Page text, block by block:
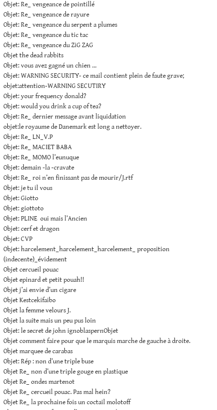
Objet: Re_ vengeance de pointillé
Objet: Re_ vengeance de rayure
Objet: Re_ vengeance du serpent a plumes
Objet: Re_ vengeance du tic tac
Objet: Re_ vengeance du ZiG ZAG
Objet the dead rabbits
Objet: vous avez gagné un chien …
Objet: WARNING SECURITY- ce mail contient plein de faute grave;
objet:attention-WARNING SECUTIRY
Objet: your frequency donald?
Objet: would you drink a cup of tea?
Objet: Re_ dernier message avant liquidation
objet:le royaume de Danemark est long a nettoyer.
Objet: Re_ LN_V.P
Objet: Re_ MACIET BABA
Objet: Re_ MOMO l’eunuque
Objet: demain -la -cravate
Objet: Re_ roi n’en finissant pas de mourir/J.rtf
Objet: je tu il vous
Objet: Giotto
Objet: giottoto
Objet: PLINE oui mais l’Ancien
Objet: cerf et dragon
Objet: CVP
Objet: harcelement_harcelement_harcelement_ proposition
(indecente)_évidement
Objet cercueil pouac
Objet epinard et petit pouah!!
Objet j’ai envie d’un cigare
Objet Kestcekifaibo
Objet la femme velours J.
Objet la suite mais un peu pus loin
Objet: le secret de john ignoblaspernObjet
Objet comment faire pour que le marquis marche de gauche à droite.
Objet marquee de carabas
Objet: Rép : non d’une triple buse
Objet Re_ non d’une triple gouge en plastique
Objet Re_ ondes martenot
Objet Re_ cercueil pouac. Pas mal hein?
Objet Re_ la prochaine fois un coctail molotoff